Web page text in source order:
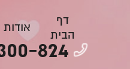
דף
הבית
אודות
824